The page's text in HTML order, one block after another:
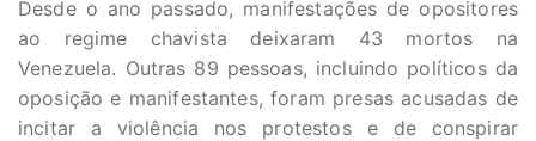
Desde o ano passado, manifestações de opositores
ao regime chavista deixaram 43 mortos na
Venezuela. Outras 89 pessoas, incluindo políticos da
oposição e manifestantes, foram presas acusadas de
incitar a violência nos protestos e de conspirar